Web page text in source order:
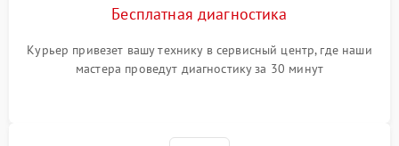
Бесплатная диагностика
Курьер привезет вашу технику в сервисный центр, где наши
мастера проведут диагностику за 30 минут